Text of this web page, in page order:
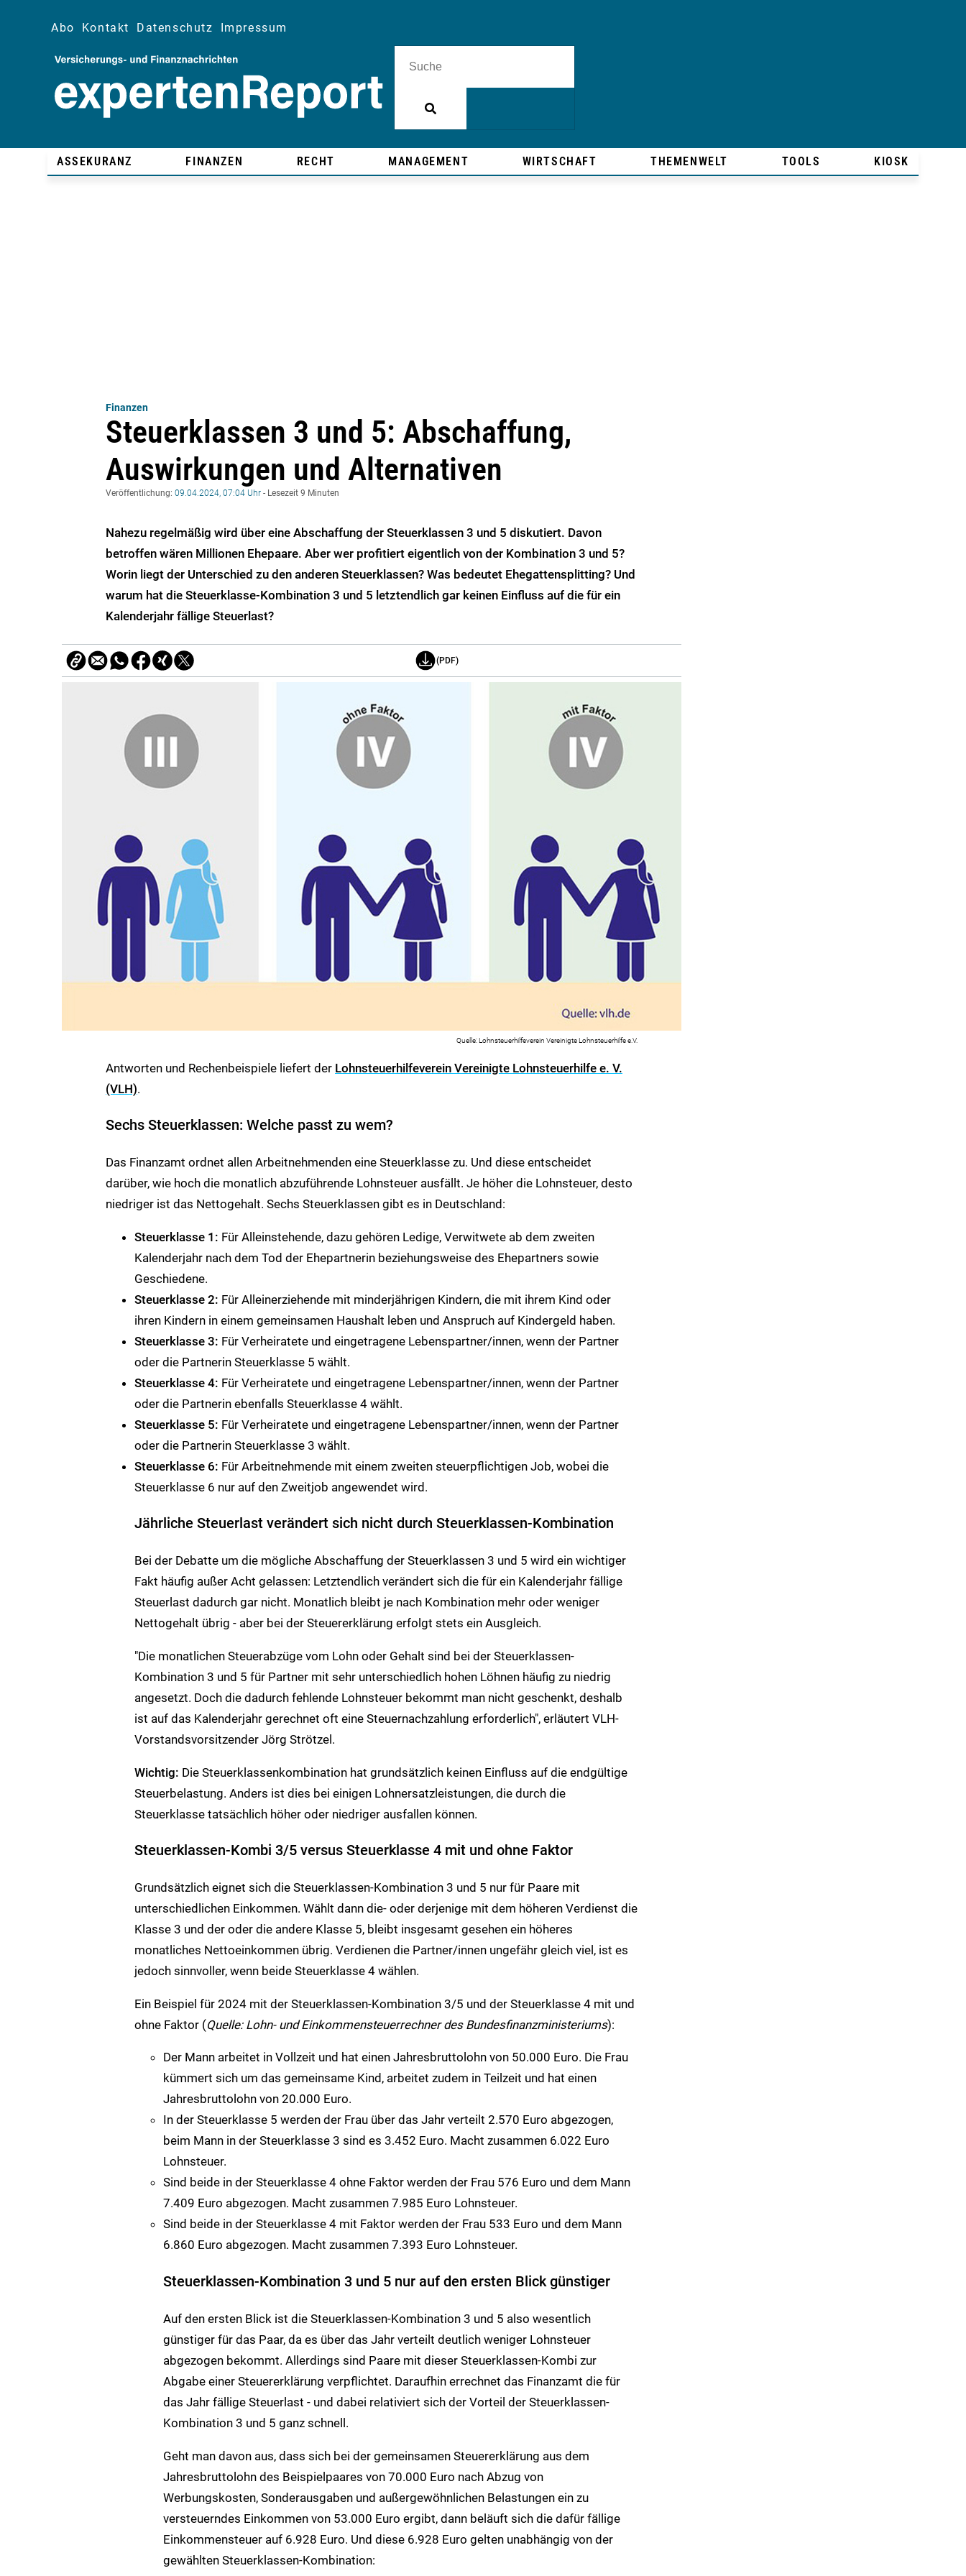
Abo Kontakt Datenschutz Impressum
ASSEKURANZ FINANZEN RECHT MANAGEMENT WIRTSCHAFT THEMENWELT TOOLS KIOSK
Finanzen
Steuerklassen 3 und 5: Abschaffung,
Auswirkungen und Alternativen
Veröffentlichung: 09.04.2024, 07:04 Uhr - Lesezeit 9 Minuten
Nahezu regelmäßig wird über eine Abschaffung der Steuerklassen 3 und 5 diskutiert. Davon
betroffen wären Millionen Ehepaare. Aber wer profitiert eigentlich von der Kombination 3 und 5?
Worin liegt der Unterschied zu den anderen Steuerklassen? Was bedeutet Ehegattensplitting? Und
warum hat die Steuerklasse-Kombination 3 und 5 letztendlich gar keinen Einfluss auf die für ein
Kalenderjahr fällige Steuerlast?
(PDF)
Lohnsteuerhilfeverein Vereinigte Lohnsteuerhilfe e.V.
Antworten und Rechenbeispiele liefert der Lohnsteuerhilfeverein Vereinigte Lohnsteuerhilfe e. V.
(VLH).
Sechs Steuerklassen: Welche passt zu wem?
Das Finanzamt ordnet allen Arbeitnehmenden eine Steuerklasse zu. Und diese entscheidet
darüber, wie hoch die monatlich abzuführende Lohnsteuer ausfällt. Je höher die Lohnsteuer, desto
niedriger ist das Nettogehalt. Sechs Steuerklassen gibt es in Deutschland:
Steuerklasse 1: Für Alleinstehende, dazu gehören Ledige, Verwitwete ab dem zweiten
Kalenderjahr nach dem Tod der Ehepartnerin beziehungsweise des Ehepartners sowie
Geschiedene.
Steuerklasse 2: Für Alleinerziehende mit minderjährigen Kindern, die mit ihrem Kind oder
ihren Kindern in einem gemeinsamen Haushalt leben und Anspruch auf Kindergeld haben.
Steuerklasse 3: Für Verheiratete und eingetragene Lebenspartner/innen, wenn der Partner
oder die Partnerin Steuerklasse 5 wählt.
Steuerklasse 4: Für Verheiratete und eingetragene Lebenspartner/innen, wenn der Partner
oder die Partnerin ebenfalls Steuerklasse 4 wählt.
Steuerklasse 5: Für Verheiratete und eingetragene Lebenspartner/innen, wenn der Partner
oder die Partnerin Steuerklasse 3 wählt.
Steuerklasse 6: Für Arbeitnehmende mit einem zweiten steuerpflichtigen Job, wobei die
Steuerklasse 6 nur auf den Zweitjob angewendet wird.
Jährliche Steuerlast verändert sich nicht durch Steuerklassen-Kombination
Bei der Debatte um die mögliche Abschaffung der Steuerklassen 3 und 5 wird ein wichtiger
Fakt häufig außer Acht gelassen: Letztendlich verändert sich die für ein Kalenderjahr fällige
Steuerlast dadurch gar nicht. Monatlich bleibt je nach Kombination mehr oder weniger
Nettogehalt übrig - aber bei der Steuererklärung erfolgt stets ein Ausgleich.
"Die monatlichen Steuerabzüge vom Lohn oder Gehalt sind bei der Steuerklassen-
Kombination 3 und 5 für Partner mit sehr unterschiedlich hohen Löhnen häufig zu niedrig
angesetzt. Doch die dadurch fehlende Lohnsteuer bekommt man nicht geschenkt, deshalb
ist auf das Kalenderjahr gerechnet oft eine Steuernachzahlung erforderlich", erläutert VLH-
Vorstandsvorsitzender Jörg Strötzel.
Wichtig: Die Steuerklassenkombination hat grundsätzlich keinen Einfluss auf die endgültige
Steuerbelastung. Anders ist dies bei einigen Lohnersatzleistungen, die durch die
Steuerklasse tatsächlich höher oder niedriger ausfallen können.
Steuerklassen-Kombi 3/5 versus Steuerklasse 4 mit und ohne Faktor
Grundsätzlich eignet sich die Steuerklassen-Kombination 3 und 5 nur für Paare mit
unterschiedlichen Einkommen. Wählt dann die- oder derjenige mit dem höheren Verdienst die
Klasse 3 und der oder die andere Klasse 5, bleibt insgesamt gesehen ein höheres
monatliches Nettoeinkommen übrig. Verdienen die Partner/innen ungefähr gleich viel, ist es
jedoch sinnvoller, wenn beide Steuerklasse 4 wählen.
Ein Beispiel für 2024 mit der Steuerklassen-Kombination 3/5 und der Steuerklasse 4 mit und
ohne Faktor (Quelle: Lohn- und Einkommensteuerrechner des Bundesfinanzministeriums):
Der Mann arbeitet in Vollzeit und hat einen Jahresbruttolohn von 50.000 Euro. Die Frau
kümmert sich um das gemeinsame Kind, arbeitet zudem in Teilzeit und hat einen
Jahresbruttolohn von 20.000 Euro.
In der Steuerklasse 5 werden der Frau über das Jahr verteilt 2.570 Euro abgezogen,
beim Mann in der Steuerklasse 3 sind es 3.452 Euro. Macht zusammen 6.022 Euro
Lohnsteuer.
Sind beide in der Steuerklasse 4 ohne Faktor werden der Frau 576 Euro und dem Mann
7.409 Euro abgezogen. Macht zusammen 7.985 Euro Lohnsteuer.
Sind beide in der Steuerklasse 4 mit Faktor werden der Frau 533 Euro und dem Mann
6.860 Euro abgezogen. Macht zusammen 7.393 Euro Lohnsteuer.
Steuerklassen-Kombination 3 und 5 nur auf den ersten Blick günstiger
Auf den ersten Blick ist die Steuerklassen-Kombination 3 und 5 also wesentlich
günstiger für das Paar, da es über das Jahr verteilt deutlich weniger Lohnsteuer
abgezogen bekommt. Allerdings sind Paare mit dieser Steuerklassen-Kombi zur
Abgabe einer Steuererklärung verpflichtet. Daraufhin errechnet das Finanzamt die für
das Jahr fällige Steuerlast - und dabei relativiert sich der Vorteil der Steuerklassen-
Kombination 3 und 5 ganz schnell.
Geht man davon aus, dass sich bei der gemeinsamen Steuererklärung aus dem
Jahresbruttolohn des Beispielpaares von 70.000 Euro nach Abzug von
Werbungskosten, Sonderausgaben und außergewöhnlichen Belastungen ein zu
versteuerndes Einkommen von 53.000 Euro ergibt, dann beläuft sich die dafür fällige
Einkommensteuer auf 6.928 Euro. Und diese 6.928 Euro gelten unabhängig von der
gewählten Steuerklassen-Kombination: